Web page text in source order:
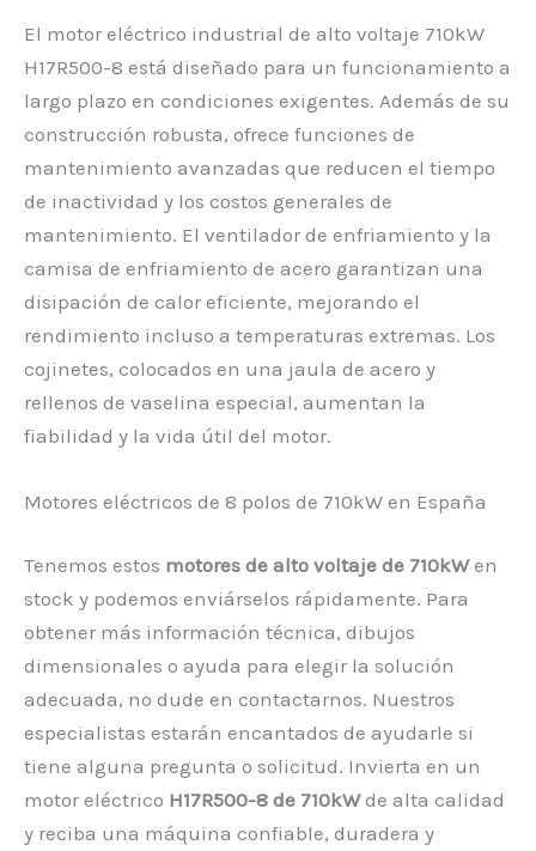
El motor eléctrico industrial de alto voltaje 710kW
H17R500-8 está diseñado para un funcionamiento a
largo plazo en condiciones exigentes. Además de su
construcción robusta, ofrece funciones de
mantenimiento avanzadas que reducen el tiempo
de inactividad y los costos generales de
mantenimiento. El ventilador de enfriamiento y la
camisa de enfriamiento de acero garantizan una
disipación de calor eficiente, mejorando el
rendimiento incluso a temperaturas extremas. Los
cojinetes, colocados en una jaula de acero y
rellenos de vaselina especial, aumentan la
fiabilidad y la vida útil del motor.
Motores eléctricos de 8 polos de 710kW en España
Tenemos estos motores de alto voltaje de 710kWen
stock y podemos enviárselos rápidamente. Para
obtener más información técnica, dibujos
dimensionales o ayuda para elegir la solución
adecuada, no dude en contactarnos. Nuestros
especialistas estarán encantados de ayudarle si
tiene alguna pregunta o solicitud. Invierta en un
motor eléctrico H17R500-8 de 710kWde alta calidad
y reciba una máquina confiable, duradera y